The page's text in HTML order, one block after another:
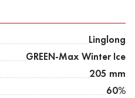
Linglong
GREEN-Max Winter Ice
205 mm
60%